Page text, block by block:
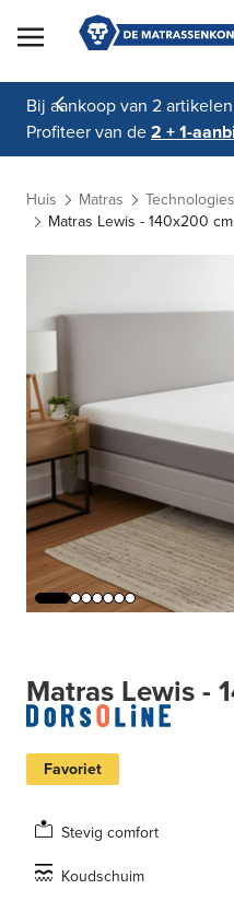
Skip to Content
Bij aankoop van 2
Profiteer van de2 + 1-
Huis Matras Technologies
Matras Lewis - 140x200 cm
Matras Lewis -
Favoriet
Stevig comfort
Koudschuim